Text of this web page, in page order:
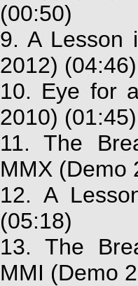
(00:50)
9. A Lesson
2012) (04:46)
10. Eye for
2010) (01:45)
11. The
MMX (Demo
12. A
(05:18)
13. The
MMI (Demo